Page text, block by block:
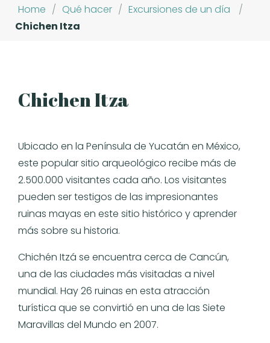
Home / Qué hacer / Excursiones de un día
/
Chichen Itza
Chichen Itza
Ubicado en la Península de Yucatán en México,
este popular sitio arqueológico recibe más de
2.500.000 visitantes cada año. Los visitantes
pueden ser testigos de las impresionantes
ruinas mayas en este sitio histórico y aprender
más sobre su historia.
Chichén Itzá se encuentra cerca de Cancún,
una de las ciudades más visitadas a nivel
mundial. Hay 26 ruinas en esta atracción
turística que se convirtió en una de las Siete
Maravillas del Mundo en 2007.